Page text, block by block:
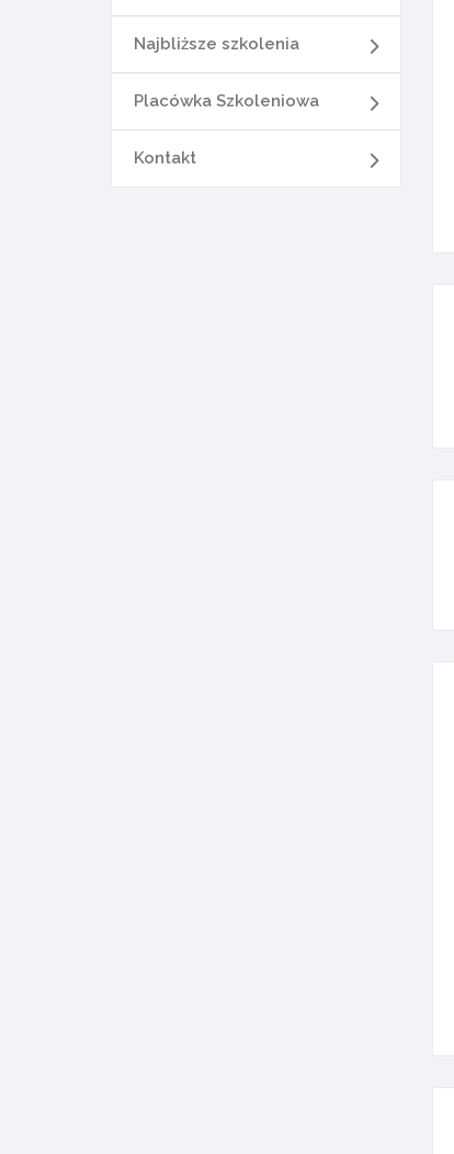
Najbliższe szkolenia
Placówka Szkoleniowa
Kontakt